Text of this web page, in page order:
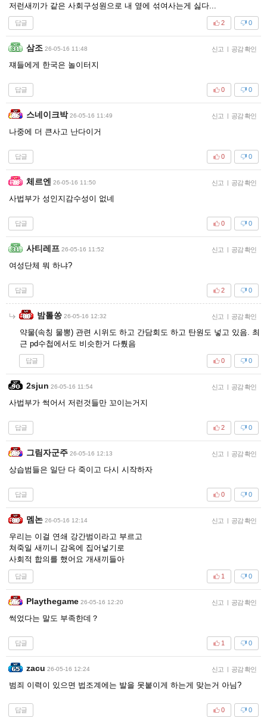
저런새끼가 같은 사회구성원으로 내 옆에 섞여사는게 싫다...
답글 0
2
삼조 26-05-16 11:48 신고 | 공감 확인
쟤들에게 한국은 놀이터지
답글 0
0
스네이크박 26-05-16 11:49 신고 | 공감 확인
나중에 더 큰사고 난다이거
답글 0
0
체르엔 26-05-16 11:50 신고 | 공감 확인
사법부가 성인지감수성이 없네
답글 0
0
사티레프 26-05-16 11:52 신고 | 공감 확인
여성단체 뭐 하냐?
답글 0
2
밤톨쏭 26-05-16 12:32 신고 | 공감 확인
약물(속칭 물뽕) 관련 시위도 하고 간담회도 하고 탄원도 넣고 있음. 최
근 pd수첩에서도 비슷한거 다뤘음
답글 0
0
2sjun 26-05-16 11:54 신고 | 공감 확인
사법부가 썩어서 저런것들만 꼬이는거지
답글 0
2
그림자군주 26-05-16 12:13 신고 | 공감 확인
상습범들은 일단 다 죽이고 다시 시작하자
답글 0
0
멤논 26-05-16 12:14 신고 | 공감 확인
우리는 이걸 연쇄 강간범이라고 부르고
쳐죽일 새끼니 감옥에 집어넣기로
사회적 합의를 했어요 개새끼들아
답글 0
1
Playthegame 26-05-16 12:20 신고 | 공감 확인
썩었다는 말도 부족한데？
답글 0
1
zacu 26-05-16 12:24 신고 | 공감 확인
범죄 이력이 있으면 법조계에는 발을 못붙이게 하는게 맞는거 아님?
답글 0
0